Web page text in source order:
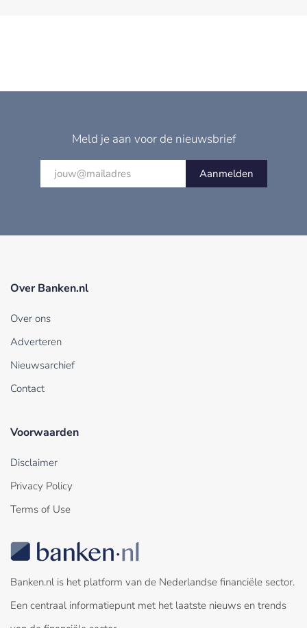
Meld je aan voor de nieuwsbrief
Aanmelden
Over Banken.nl
Over ons
Adverteren
Nieuwsarchief
Contact
Voorwaarden
Disclaimer
Privacy Policy
Terms of Use
Banken.nl is het platform van de Nederlandse financiële sector.
Een centraal informatiepunt met het laatste nieuws en trends